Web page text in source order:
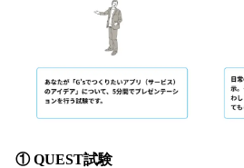
① QUEST試験